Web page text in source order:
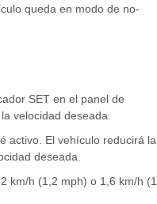
queda en modo de no-
SET en el panel de
velocidad deseada.
activo. El vehículo reducirá la
deseada.
km/h (1,2 mph) o 1,6 km/h (1